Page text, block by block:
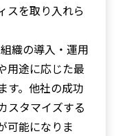
スを取り入れら
織の導入・運用
用途に応じた最
す。他社の成功
スタマイズする
可能になりま